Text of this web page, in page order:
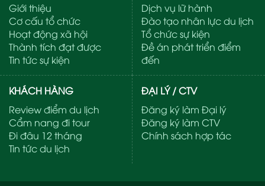
Giới thiệu
Cơ cấu tổ chức
Hoạt động xã hội
Thành tích đạt được
Tin tức sự kiện
Dịch vụ lữ hành
Đào tạo nhân lực du lịch
Tổ chức sự kiện
Đề án phát triển điểm
đến
KHÁCH HÀNG
Review điểm du lịch
Cẩm nang đi tour
Đi đâu 12 tháng
Tin tức du lịch
ĐẠI LÝ / CTV
Đăng ký làm Đại lý
Đăng ký làm CTV
Chính sách hợp tác